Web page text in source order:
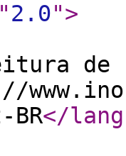
2.0">
de
BR</